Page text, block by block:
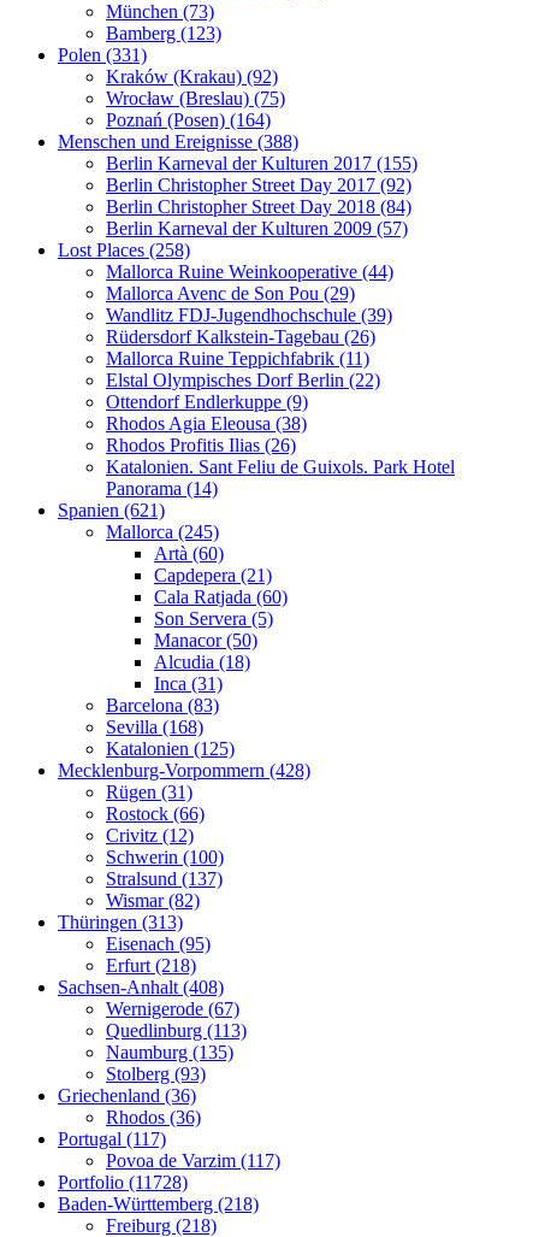
München (73)
Bamberg (123)
Polen (331)
Kraków (Krakau) (92)
Wrocław (Breslau) (75)
Poznań (Posen) (164)
Menschen und Ereignisse (388)
Berlin Karneval der Kulturen 2017 (155)
Berlin Christopher Street Day 2017 (92)
Berlin Christopher Street Day 2018 (84)
Berlin Karneval der Kulturen 2009 (57)
Lost Places (258)
Mallorca Ruine Weinkooperative (44)
Mallorca Avenc de Son Pou (29)
Wandlitz FDJ-Jugendhochschule (39)
Rüdersdorf Kalkstein-Tagebau (26)
Mallorca Ruine Teppichfabrik (11)
Elstal Olympisches Dorf Berlin (22)
Ottendorf Endlerkuppe (9)
Rhodos Agia Eleousa (38)
Rhodos Profitis Ilias (26)
Katalonien. Sant Feliu de Guixols. Park Hotel
Panorama (14)
Spanien (621)
Mallorca (245)
Artà (60)
Capdepera (21)
Cala Ratjada (60)
Son Servera (5)
Manacor (50)
Alcudia (18)
Inca (31)
Barcelona (83)
Sevilla (168)
Katalonien (125)
Mecklenburg-Vorpommern (428)
Rügen (31)
Rostock (66)
Crivitz (12)
Schwerin (100)
Stralsund (137)
Wismar (82)
Thüringen (313)
Eisenach (95)
Erfurt (218)
Sachsen-Anhalt (408)
Wernigerode (67)
Quedlinburg (113)
Naumburg (135)
Stolberg (93)
Griechenland (36)
Rhodos (36)
Portugal (117)
Povoa de Varzim (117)
Portfolio (11728)
Baden-Württemberg (218)
Freiburg (218)